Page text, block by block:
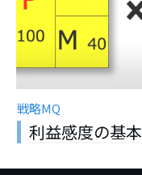
戦略MQ
利益感度の基本